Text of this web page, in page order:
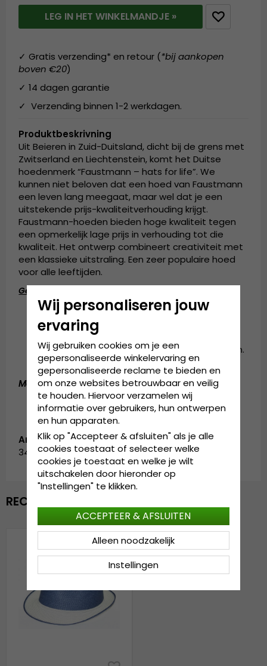
LEG IN HET WINKELMANDJE »
✓ Gratis verzending* en retour (*bij aankopen
boven €20)
✓ 14 dagen garantie
✓ Verzending binnen 1-2 werkdagen.
Produktbeskrivning
Uit Beieren in Zuid-Duitsland, dicht bij de grens met
Zwitserland en Liechtenstein, komt het Duitse
hoedenmerk “Faustmann – hats for life”. We
kunnen niet beloven dat een hoed van Faustmann
een leven lang meegaat, maar wel dat je een
uitstekende prijs-kwaliteitverhouding krijgt.
Faustmann-hoeden bieden hoge kwaliteit tegen
een opmerkelijk lage prijs in verhouding tot die
kwaliteit. Het ontwerp combineert creativiteit met
een klassieke uitstraling. Een zeer populaire hoed
voor alle leeftijden.
Gedetailleerde informatie
10 cm hoge kroon.
4,5 cm brede rand.
Gemaakt van 100% papierstro.
Hoedenband met decoratieve houten kralen.
Zweetband van grosgrain.
Materiaal:100% papierstro.
Artikelnummer:
34003.blue-1
RECENTELIJK BEKEKEN
Wij personaliseren jouw
ervaring
Wij gebruiken cookies om je een
gepersonaliseerde winkelervaring en
gepersonaliseerde reclame te bieden en
om onze websites betrouwbaar en veilig
te houden. Hiervoor verzamelen wij
informatie over gebruikers, hun ontwerpen
en hun apparaten.
Klik op "Accepteer & afsluiten" als je alle
cookies toestaat of selecteer welke
cookies je toestaat en welke je wilt
uitschakelen door hieronder op
"Instellingen" te klikken.
Instellingen
Alleen noodzakelijk
ACCEPTEER & AFSLUITEN